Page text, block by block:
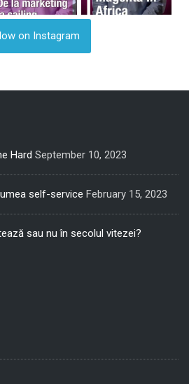
on Instagram
Hard September 10, 2023
self-service February 15, 2023
sau nu în secolul vitezei?